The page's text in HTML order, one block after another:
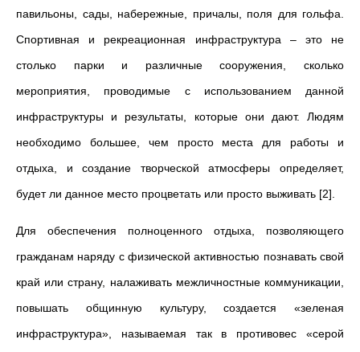
павильоны, сады, набережные, причалы, поля для гольфа.
Спортивная и рекреационная инфраструктура – это не
столько парки и различные сооружения, сколько
мероприятия, проводимые с использованием данной
инфраструктуры и результаты, которые они дают. Людям
необходимо большее, чем просто места для работы и
отдыха, и создание творческой атмосферы определяет,
будет ли данное место процветать или просто выживать [2].
Для обеспечения полноценного отдыха, позволяющего
гражданам наряду с физической активностью познавать свой
край или страну, налаживать межличностные коммуникации,
повышать общинную культуру, создается «зеленая
инфраструктура», называемая так в противовес «серой